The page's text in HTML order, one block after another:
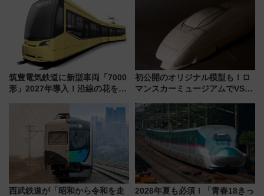
検や特急ラビューも
筑豊電気鉄道に新型車両「7000
形」2027年導入！沿線の花をイ
内は落ち着いたゆとりある空間
初公開のオリジナル模型も！ロ
マンスカーミュージアムでVSE
15日スタート
西武鉄道が「昭和から令和を走
2026年夏も必須！「青春18きっ